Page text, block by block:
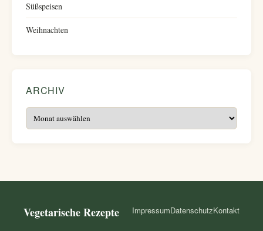
Süßspeisen
Weihnachten
ARCHIV
Archiv
Vegetarische Rezepte ImpressumDatenschutzKontakt